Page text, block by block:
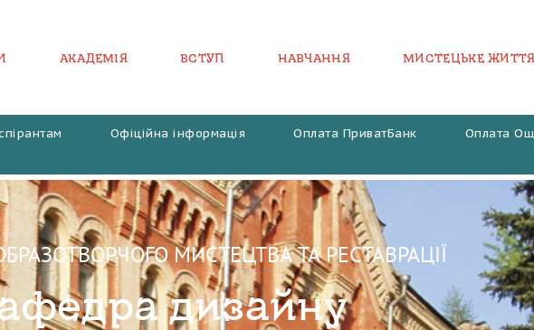
АКАДЕМІЯ ВСТУП НАВЧАННЯ МИСТЕЦЬКЕ ЖИТТЯ
Офіційна інформація Оплата ПриватБанк
Оплата
МИСТЕЦТВА ТА РЕСТАВРАЦІЇ
дизайну